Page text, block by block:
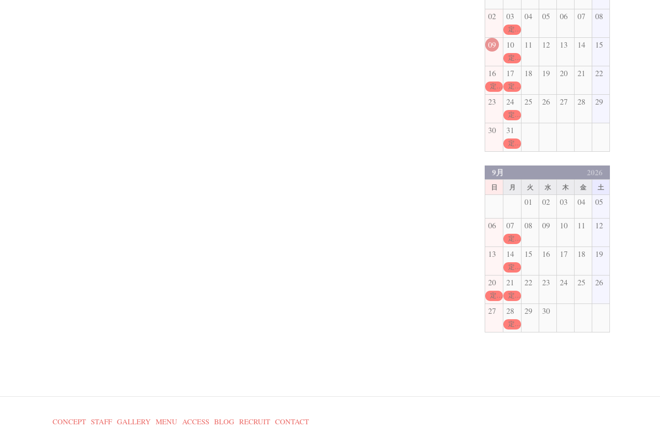
02 03
定休日
04 05 06 07 08
09 10
定休日
11 12 13 14 15
16
定休日
17
定休日
18 19 20 21 22
23 24
定休日
25 26 27 28 29
30 31
定休日
9月 2026
日 月 火 水 木 金 土
01 02 03 04 05
06 07
定休日
08 09 10 11 12
13 14
定休日
15 16 17 18 19
20
定休日
21
定休日
22 23 24 25 26
27 28
定休日
29 30
CONCEPT STAFF GALLERY MENU ACCESS BLOG RECRUIT CONTACT